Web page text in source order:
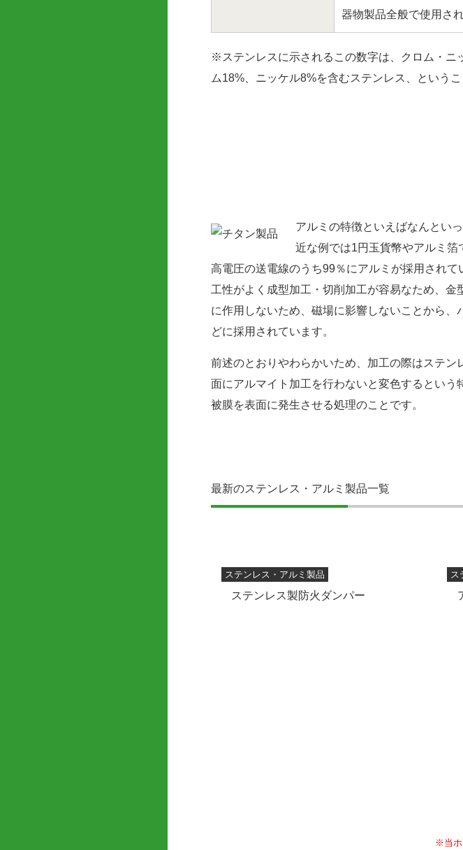
器物製品全般で使用さ
※ステンレスに示されるこの数字は、クロム・ニ
ム18%、ニッケル8%を含むステンレス、という
アルミの特徴といえばなんとい
近な例では1円玉貨幣やアルミ箔
高電圧の送電線のうち99％にアルミが採用され
工性がよく成型加工・切削加工が容易なため、
に作用しないため、磁場に影響しないことから
どに採用されています。
前述のとおりやわらかいため、加工の際はステ
面にアルマイト加工を行わないと変色するとい
被膜を表面に発生させる処理のことです。
最新のステンレス・アルミ製品一覧
ステンレス・アルミ製品
ステンレス製防火ダンパー
ス
※当ホ